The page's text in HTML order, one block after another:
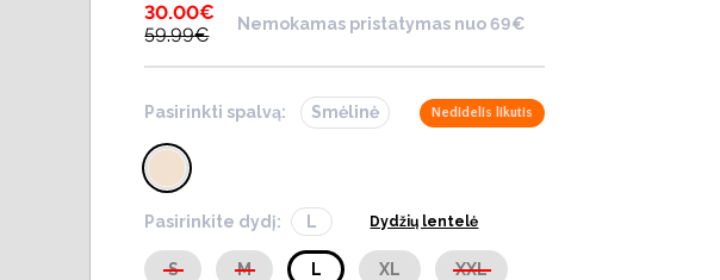
30.00€
59.99€
Nemokamas pristatymas nuo 69€
Pasirinkti spalvą: Smėlinė Nedidelis likutis
Pasirinkite dydį: L Dydžių lentelė
S M L XL XXL